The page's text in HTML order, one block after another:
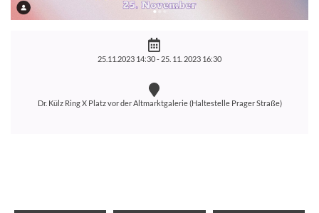
25.11.2023 14:30 - 25. 11. 2023 16:30
Dr. Külz Ring X Platz vor der Altmarktgalerie (Haltestelle Prager Straße)